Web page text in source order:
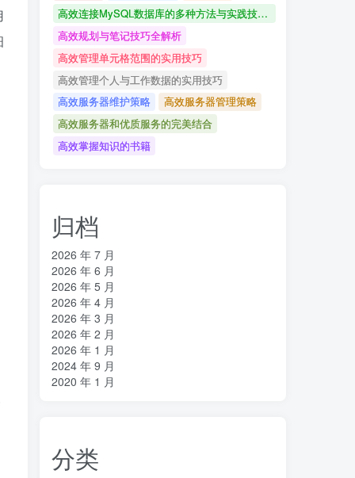
高效连接MySQL数据库的多种方法与实践技巧详解
高效规划与笔记技巧全解析
高效管理单元格范围的实用技巧
高效管理个人与工作数据的实用技巧
高效服务器维护策略
高效服务器管理策略
高效服务器和优质服务的完美结合
高效掌握知识的书籍
归档
2026 年 7 月
2026 年 6 月
2026 年 5 月
2026 年 4 月
2026 年 3 月
2026 年 2 月
2026 年 1 月
2024 年 9 月
2020 年 1 月
分类